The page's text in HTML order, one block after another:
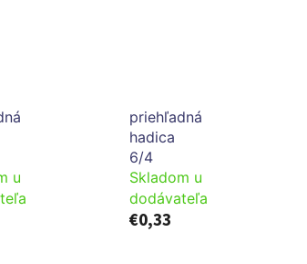
u
priehľadná
hadica
6/4
Skladom u
dodávateľa
€0,33